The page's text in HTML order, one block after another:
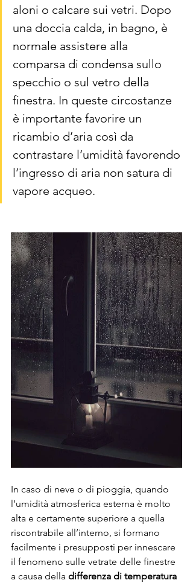
aloni o calcare sui vetri. Dopo
una doccia calda, in bagno, è
normale assistere alla
comparsa di condensa sullo
specchio o sul vetro della
finestra. In queste circostanze
è importante favorire un
ricambio d’aria così da
contrastare l’umidità favorendo
l’ingresso di aria non satura di
vapore acqueo.
In caso di neve o di pioggia, quando
l’umidità atmosferica esterna è molto
alta e certamente superiore a quella
riscontrabile all’interno, si formano
facilmente i presupposti per innescare
il fenomeno sulle vetrate delle finestre
a causa della differenza di temperatura